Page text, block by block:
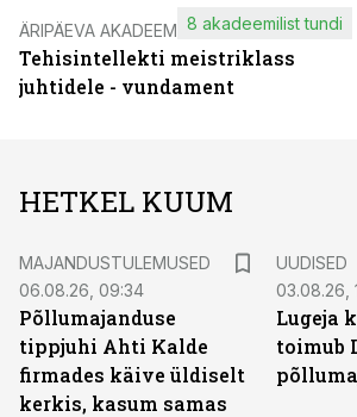
ÄRIPÄEVA AKADEEMIA
Tehisintellekti meistriklass
juhtidele - vundament
8 akadeemilist tundi
HETKEL KUUM
MAJANDUSTULEMUSED
06.08.26, 09:34
Põllumajanduse
tippjuhi Ahti Kalde
firmades käive üldiselt
kerkis, kasum samas
UUDISED
03.08.26,
Lugeja
toimub